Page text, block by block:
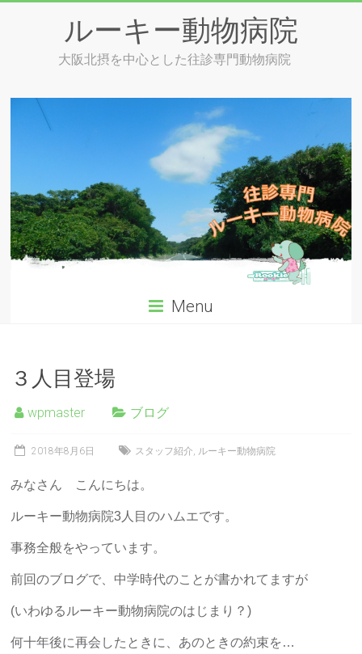
ルーキー動物病院
大阪北摂を中心とした往診専門動物病院
Menu
３人目登場
wpmaster ブログ
2018年8月6日 スタッフ紹介, ルーキー動物病院
みなさん こんにちは。
ルーキー動物病院3人目のハムエです。
事務全般をやっています。
前回のブログで、中学時代のことが書かれてますが
(いわゆるルーキー動物病院のはじまり？)
何十年後に再会したときに、あのときの約束を…